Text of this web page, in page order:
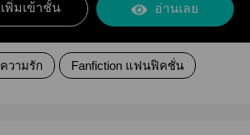
เพิ่มเข้าชั้น อ่านเลย
ความรัก Fanfiction แฟนฟิคชั่น